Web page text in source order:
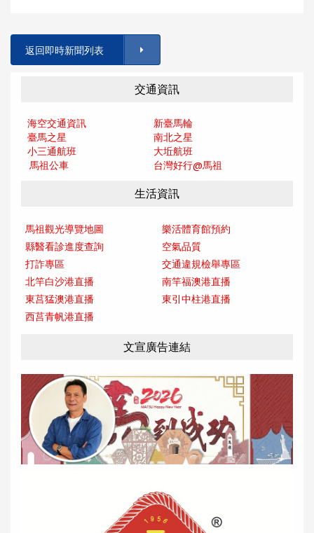
返回即時新聞列表
交通資訊
海空交通資訊
新臺馬輪
臺馬之星
南北之星
小三通航班
大坵航班
馬祖公車
台灣好行@馬祖
生活資訊
馬祖觀光導覽地圖
樂活體育館預約
縣醫看診進度查詢
空氣品質
打詐專區
交通違規檢舉專區
北竿白沙港直播
南竿福澳港直播
東莒猛澳港直播
東引中柱港直播
西莒青帆港直播
文宣廣告連結